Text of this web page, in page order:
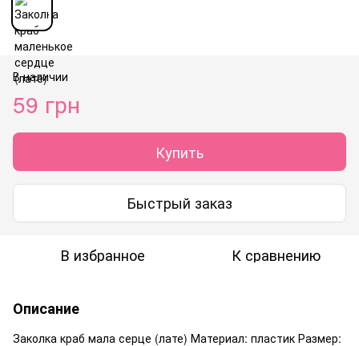
В наличии
59 грн
Купить
Быстрый заказ
В избранное К сравнению
Описание
Заколка краб мала серце (лате) Материал: пластик Размер: